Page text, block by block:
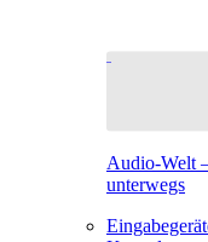
Audio-Welt
unterwegs